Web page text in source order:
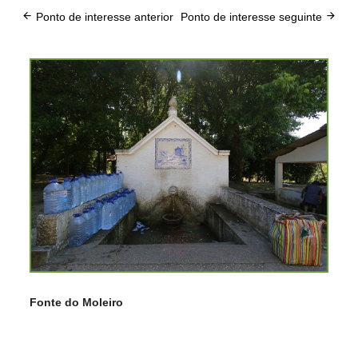
Ponto de interesse anterior Ponto de interesse seguinte
Fonte do Moleiro